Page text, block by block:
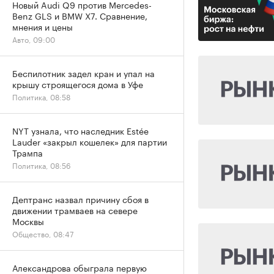
Новый Audi Q9 против Mercedes-
Benz GLS и BMW X7. Сравнение,
мнения и цены
Авто, 09:00
Беспилотник задел кран и упал на
крышу строящегося дома в Уфе
Политика, 08:58
NYT узнала, что наследник Estée
Lauder «закрыл кошелек» для партии
Трампа
Политика, 08:56
Дептранс назвал причину сбоя в
движении трамваев на севере
Москвы
Общество, 08:47
Александрова обыграла первую